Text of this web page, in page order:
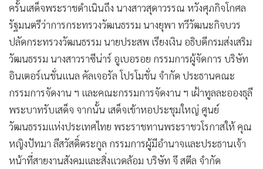
• หุ้น
• อินโดจีน
• กองทุนรวม
• Celeb Online
• Factcheck
• ญี่ปุ่น
• News1
Gotomanager
ครั้นเสด็จพระราชดำเนินถึง นางสาวสุดาวรรณ หวังศุภกิจโกศล
รัฐมนตรีว่าการกระทรวงวัฒนธรรม นางยุพา ทวีวัฒนะกิจบวร
ปลัดกระทรวงวัฒนธรรม นายประสพ เรียงเงิน อธิบดีกรมส่งเสริม
วัฒนธรรม นางสาวราซีน่าร์ อูเบอรอย กรรมการผู้จัดการ บริษัท
อินเตอร์เนชั่นแนล คัลเจอรัล โปรโมชั่น จำกัด ประธานคณะ
กรรมการจัดงาน ฯ และคณะกรรมการจัดงาน ฯ เฝ้าทูลละอองธุลี
พระบาทรับเสด็จ จากนั้น เสด็จเข้าหอประชุมใหญ่ ศูนย์
วัฒนธรรมแห่งประเทศไทย พระราชทานพระราชวโรกาสให้ คุณ
หญิงปัทมา ลีสวัสดิ์ตระกูล กรรมการผู้มีอำนาจและประธานเจ้า
หน้าที่สายงานสังคมและสิ่งแวดล้อม บริษัท จี สตีล จำกัด